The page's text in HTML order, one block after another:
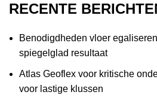
RECENTE
Benodigdheden vloer
spiegelglad resultaat
Atlas Geoflex voor kritische
voor lastige klussen